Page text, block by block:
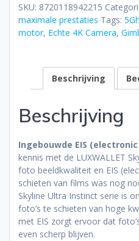
SKU: 8720118942215
maximale prestaties Tags:
motor, Echte 4K Camera,
Beschrijving
Beschrijving
Ingebouwde EIS
kennis met de LUXWALLET
foto beeldkwaliteit en EIS
schieten van films was nog
Skyline Ultra Instinct serie is
foto’s te schieten van hoge
met EIS zorgt ervoor dat
even scherp blijven.